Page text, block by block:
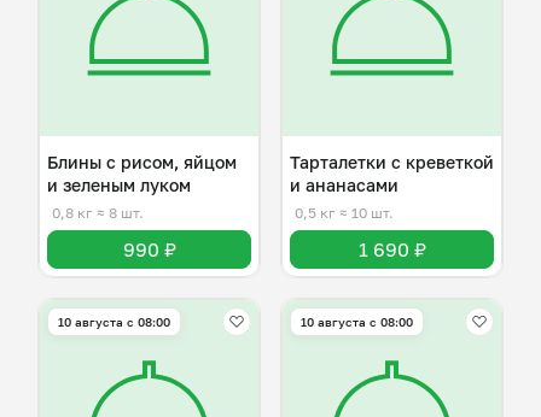
Блины с рисом, яйцом
и зеленым луком
0,8 кг ≈ 8 шт.
990 ₽
Тарталетки с креветкой
и ананасами
0,5 кг ≈ 10 шт.
1 690 ₽
10 августа с 08:00 10 августа с 08:00